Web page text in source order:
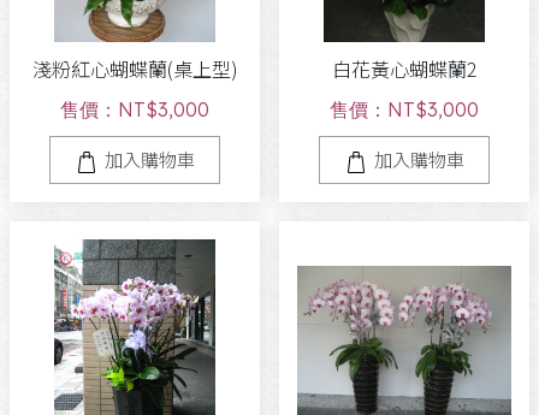
淺粉紅心蝴蝶蘭(桌上型)
售價：NT$3,000
加入購物車
白花黃心蝴蝶蘭2
售價：NT$3,000
加入購物車